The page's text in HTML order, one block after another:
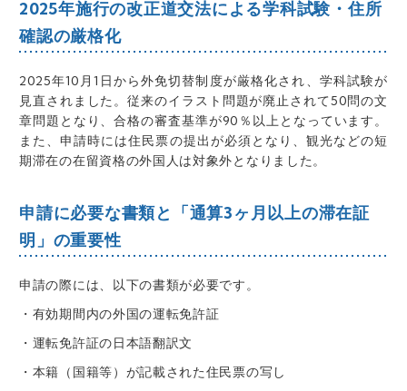
2025年施行の改正道交法による学科試験・住所
確認の厳格化
2025年10月1日から外免切替制度が厳格化され、学科試験が
見直されました。従来のイラスト問題が廃止されて50問の文
章問題となり、合格の審査基準が90％以上となっています。
また、申請時には住民票の提出が必須となり、観光などの短
期滞在の在留資格の外国人は対象外となりました。
申請に必要な書類と「通算3ヶ月以上の滞在証
明」の重要性
申請の際には、以下の書類が必要です。
・有効期間内の外国の運転免許証
・運転免許証の日本語翻訳文
・本籍（国籍等）が記載された住民票の写し